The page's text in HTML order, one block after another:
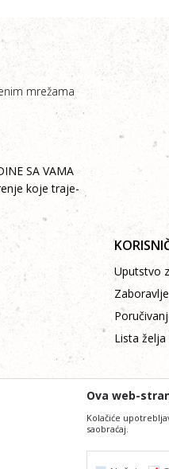
mrežama
SA VAMA
koje traje-
Uputstvo
Lista želja
Ova web-
Kolačiće
saobraćaj.